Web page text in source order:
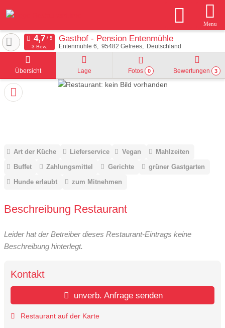
Menu
Gasthof - Pension Entenmühle
Entenmühle 6 95482 Gefrees Deutschland
3 Bew.
Übersicht Lage Fotos 0 Bewertungen 3
Art der Küche Lieferservice Vegan
Mahlzeiten
Buffet
Zahlungsmittel Gerichte
grüner Gastgarten
Hunde erlaubt
zum Mitnehmen
Beschreibung Restaurant
Leider hat der Betreiber dieses Restaurant-Eintrags keine
Beschreibung hinterlegt.
Kontakt
unverb. Anfrage senden
Restaurant auf der Karte